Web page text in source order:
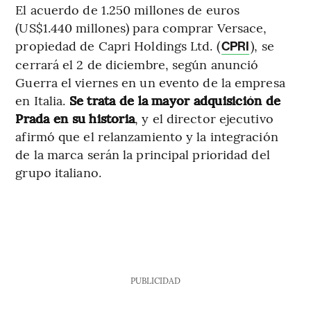
El acuerdo de 1.250 millones de euros
(US$1.440 millones) para comprar Versace,
propiedad de Capri Holdings Ltd. (CPRI), se
cerrará el 2 de diciembre, según anunció
Guerra el viernes en un evento de la empresa
en Italia. Se trata de la mayor adquisición de
Prada en su historia, y el director ejecutivo
afirmó que el relanzamiento y la integración
de la marca serán la principal prioridad del
grupo italiano.
PUBLICIDAD